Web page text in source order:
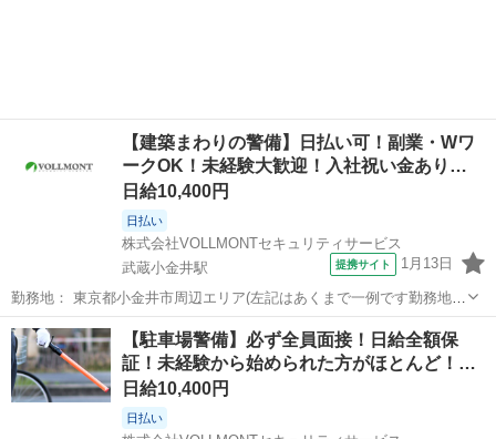
【建築まわりの警備】日払い可！副業・Wワ
ークOK！未経験大歓迎！入社祝い金あり…
日給10,400円
日払い
株式会社VOLLMONTセキュリティサービス
武蔵小金井駅
提携サイト 1月13日
勤務地： 東京都小金井市周辺エリア(左記はあくまで一例です勤務地多
数あり) 武蔵小金井駅 徒歩5分 ／ 東小金井駅 徒歩5分 ／ 新小金井駅
徒歩5分 週勤務日時： 週1日~ 09:00〜18:00／20:00〜05:0...
東京 小金井市 武蔵小金井駅 警備員
【駐車場警備】必ず全員面接！日給全額保
証！未経験から始められた方がほとんど！
入…
日給10,400円
日払い